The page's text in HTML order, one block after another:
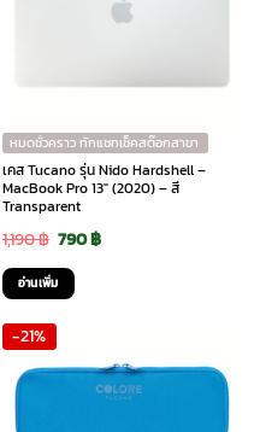
หมดชั่วคราว ทักแชทเช็คสต๊อกสาขา
เคส Tucano รุ่น Nido Hardshell –
MacBook Pro 13″ (2020) – สี
Transparent
1,190฿ Original
price
was:
790฿Current
อ่านเพิ่ม
-21%